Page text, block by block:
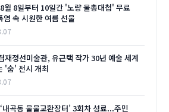
월 8일부터 10일간 '노량 물총대첩' 무료
속 시원한 여름 선물
재정선미술관, 유근택 작가 30년 예술 세계
'숨' 전시 개최
내곡동 물물교환장터’ 3회차 성료...주민